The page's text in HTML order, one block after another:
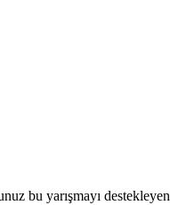
bu yarışmayı destekleyen